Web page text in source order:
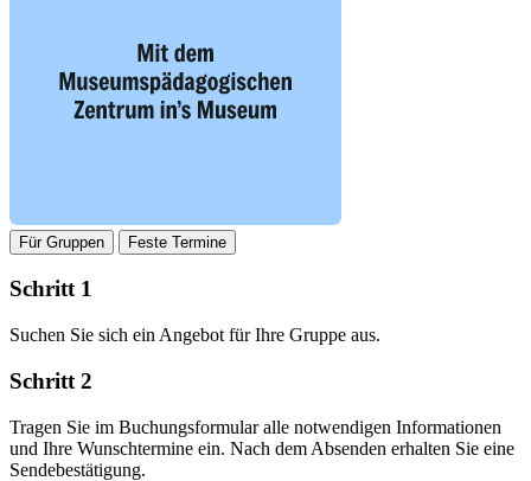
Für Gruppen Feste Termine
Schritt 1
Suchen Sie sich ein Angebot für Ihre Gruppe aus.
Schritt 2
Tragen Sie im Buchungsformular alle notwendigen Informationen
und Ihre Wunschtermine ein. Nach dem Absenden erhalten Sie eine
Sendebestätigung.